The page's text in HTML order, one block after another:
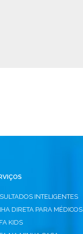
INTELIGENTES
DIRETA PARA MÉDICOS
KIDS